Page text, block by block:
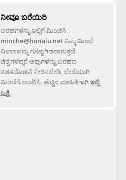
ನೀವೂ ಬರೆಯಿರಿ
ಬರಹಗಳನ್ನು ಇಲ್ಲಿಗೆ ಮಿಂಚಿಸಿ:
minche@honalu.netನಿಮ್ಮ ಮಿಂಚೆ
ವಿಳಾಸವನ್ನು ಗುಟ್ಟಾಗಿಡಲಾಗುತ್ತದೆ.
ಚಿತ್ರಗಳಿದ್ದರೆ ಅವುಗಳನ್ನು ಬರಹದ
ಕಡತದೊಡನೆ ಸೇರಿಸಬೇಡಿ, ಬೇರೆಯಾಗಿ
ಮಿಂಚೆಗೆ ಅಂಟಿಸಿ. ಹೆಚ್ಚಿನ ಮಾಹಿತಿಗಾಗಿಇಲ್ಲಿ
ಒತ್ತಿ.